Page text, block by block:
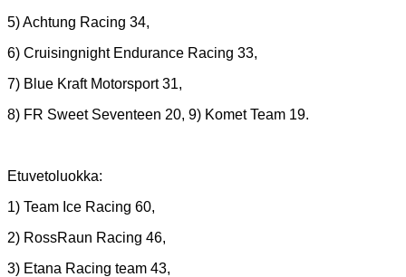
5) Achtung Racing 34,
6) Cruisingnight Endurance Racing 33,
7) Blue Kraft Motorsport 31,
8) FR Sweet Seventeen 20, 9) Komet Team 19.
Etuvetoluokka:
1) Team Ice Racing 60,
2) RossRaun Racing 46,
3) Etana Racing team 43,